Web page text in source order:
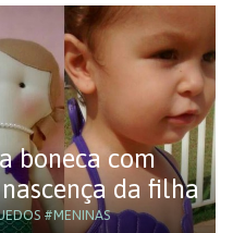
boneca com
da filha
#MENINAS